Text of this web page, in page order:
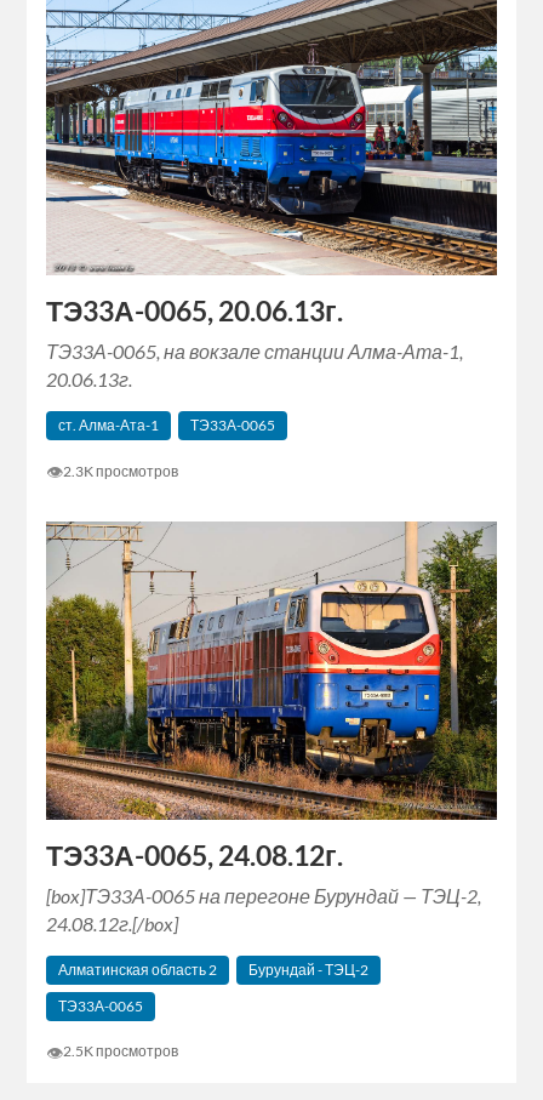
ТЭ33А-0065, 20.06.13г.
ТЭ33А-0065, на вокзале станции Алма-Ата-1,
20.06.13г.
ст. Алма-Ата-1 ТЭ33А-0065
👁2.3K просмотров
ТЭ33А-0065, 24.08.12г.
[box]ТЭ33А-0065 на перегоне Бурундай — ТЭЦ-2,
24.08.12г.[/box]
Алматинская область 2
Бурундай - ТЭЦ-2
ТЭ33А-0065
👁2.5K просмотров